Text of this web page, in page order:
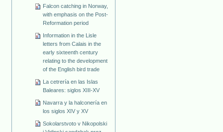
Falcon catching in Norway,
with emphasis on the Post-
Reformation period
Information in the Lisle
letters from Calais in the
early sixteenth century
relating to the development
of the English bird trade
La cetrería en las Islas
Baleares: siglos XIII-XV
Navarra y la halconería en
los siglos XIV y XV
Sokolarstvoto v Nikopolski